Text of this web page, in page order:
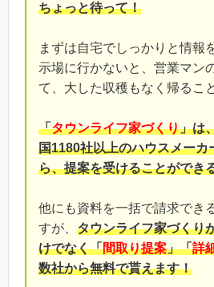
ちょっと待って！
まずは自宅でしっかりと情報
示場に行かないと、営業マン
て、大した収穫もなく帰るこ
「タウンライフ家づくり」は
国1180社以上のハウスメーカ
ら、提案を受けることができ
他にも資料を一括で請求でき
すが、 タウンライフ家づくり
けでなく「間取り提案」「詳
数社から無料で貰えます！